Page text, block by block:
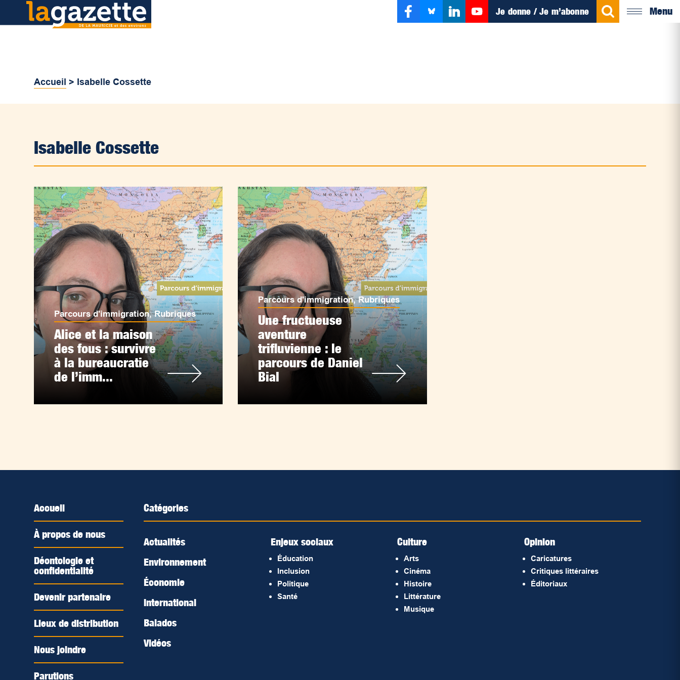
Je donne / Je m’abonne Menu
Accueil > Isabelle Cossette
Isabelle Cossette
Parcours d'immigration,Rubriques
Alice et la maison
des fous : survivre
à la bureaucratie
de l’imm...
Parcours d'immigration,Rubriques
Une fructueuse
aventure
trifluvienne : le
parcours de Daniel
Bial
Accueil
À propos de nous
Déontologie et
confidentialité
Devenir partenaire
Lieux de distribution
Nous joindre
Parutions
Catégories
Actualités
Environnement
Économie
International
Balados
Vidéos
Enjeux sociaux
Éducation
Inclusion
Politique
Santé
Culture
Arts
Cinéma
Histoire
Littérature
Musique
Opinion
Caricatures
Critiques littéraires
Éditoriaux